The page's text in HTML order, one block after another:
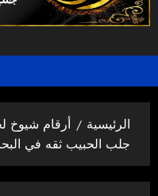
الرئيسية
أرقام شيوخ
جلب الحبيب ثقه في